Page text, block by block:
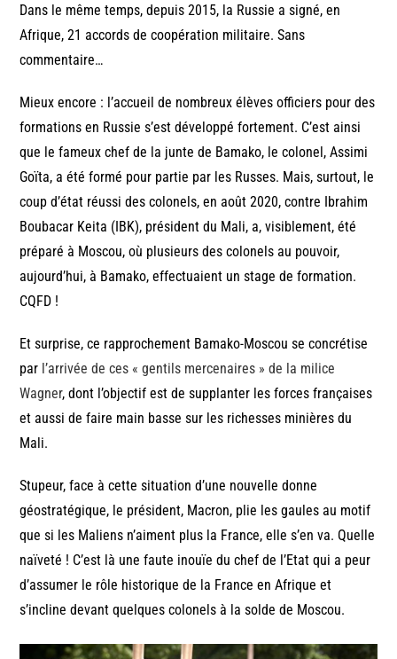
Dans le même temps, depuis 2015, la Russie a signé, en
Afrique, 21 accords de coopération militaire. Sans
commentaire…
Mieux encore : l’accueil de nombreux élèves officiers pour des
formations en Russie s’est développé fortement. C’est ainsi
que le fameux chef de la junte de Bamako, le colonel, Assimi
Goïta, a été formé pour partie par les Russes. Mais, surtout, le
coup d’état réussi des colonels, en août 2020, contre Ibrahim
Boubacar Keita (IBK), président du Mali, a, visiblement, été
préparé à Moscou, où plusieurs des colonels au pouvoir,
aujourd’hui, à Bamako, effectuaient un stage de formation.
CQFD !
Et surprise, ce rapprochement Bamako-Moscou se concrétise
par l’arrivée de ces « gentils mercenaires » de la milice
Wagner, dont l’objectif est de supplanter les forces françaises
et aussi de faire main basse sur les richesses minières du
Mali.
Stupeur, face à cette situation d’une nouvelle donne
géostratégique, le président, Macron, plie les gaules au motif
que si les Maliens n’aiment plus la France, elle s’en va. Quelle
naïveté ! C’est là une faute inouïe du chef de l’Etat qui a peur
d’assumer le rôle historique de la France en Afrique et
s’incline devant quelques colonels à la solde de Moscou.